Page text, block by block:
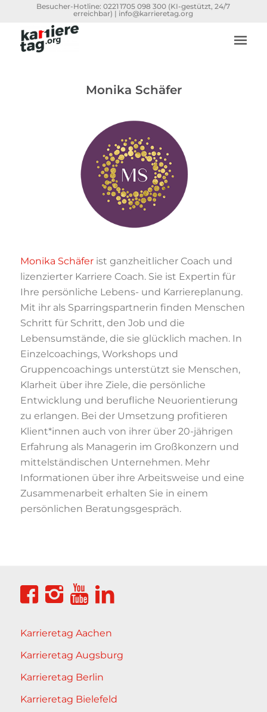
Besucher-Hotline:0221 1705 098 300 (KI-gestützt, 24/7
erreichbar) | info@karrieretag.org
Monika Schäfer
Monika Schäferist ganzheitlicher Coach und
lizenzierter Karriere Coach. Sie ist Expertin für
Ihre persönliche Lebens- und Karriereplanung.
Mit ihr als Sparringspartnerin finden Menschen
Schritt für Schritt, den Job und die
Lebensumstände, die sie glücklich machen. In
Einzelcoachings, Workshops und
Gruppencoachings unterstützt sie Menschen,
Klarheit über ihre Ziele, die persönliche
Entwicklung und berufliche Neuorientierung
zu erlangen. Bei der Umsetzung profitieren
Klient*innen auch von ihrer über 20-jährigen
Erfahrung als Managerin im Großkonzern und
mittelständischen Unternehmen. Mehr
Informationen über ihre Arbeitsweise und eine
Zusammenarbeit erhalten Sie in einem
persönlichen Beratungsgespräch.
Karrieretag Aachen
Karrieretag Augsburg
Karrieretag Berlin
Karrieretag Bielefeld